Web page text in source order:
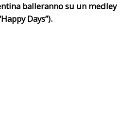
balleranno su un medley
Days”).